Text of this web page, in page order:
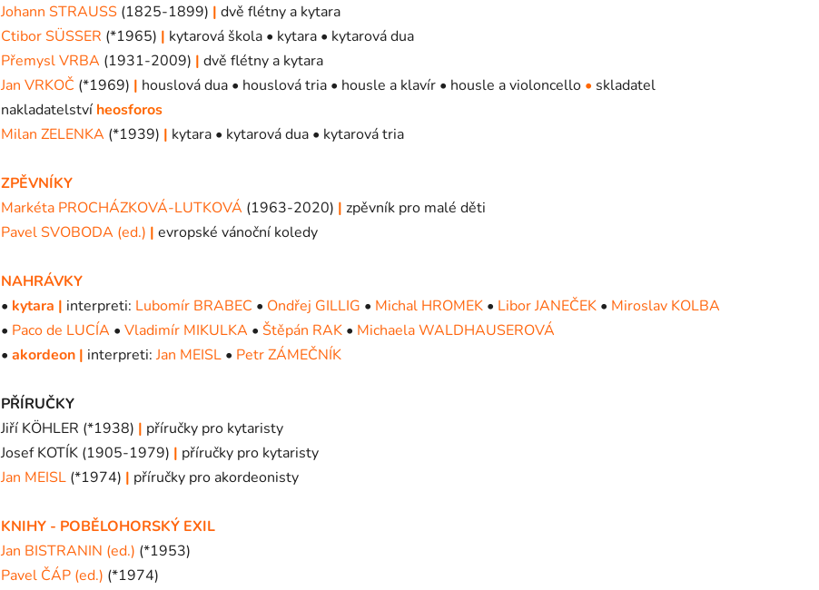
Johann STRAUSS (1825-1899) | dvě flétny a kytara
Ctibor SÜSSER (*1965) | kytarová škola • kytara • kytarová dua
Přemysl VRBA (1931-2009) | dvě flétny a kytara
Jan VRKOČ (*1969) | houslová dua • houslová tria • housle a klavír • housle a violoncello • skladatel
nakladatelství heosforos
Milan ZELENKA (*1939) | kytara • kytarová dua • kytarová tria
ZPĚVNÍKY
Markéta PROCHÁZKOVÁ-LUTKOVÁ (1963-2020) | zpěvník pro malé děti
Pavel SVOBODA (ed.) | evropské vánoční koledy
NAHRÁVKY
• kytara | interpreti: Lubomír BRABEC • Ondřej GILLIG • Michal HROMEK • Libor JANEČEK • Miroslav KOLBA
• Paco de LUCÍA • Vladimír MIKULKA • Štěpán RAK • Michaela WALDHAUSEROVÁ
• akordeon | interpreti: Jan MEISL • Petr ZÁMEČNÍK
PŘÍRUČKY
Jiří KÖHLER (*1938) | příručky pro kytaristy
Josef KOTÍK (1905-1979) | příručky pro kytaristy
Jan MEISL (*1974) | příručky pro akordeonisty
KNIHY - POBĚLOHORSKÝ EXIL
Jan BISTRANIN (ed.) (*1953)
Pavel ČÁP (ed.) (*1974)